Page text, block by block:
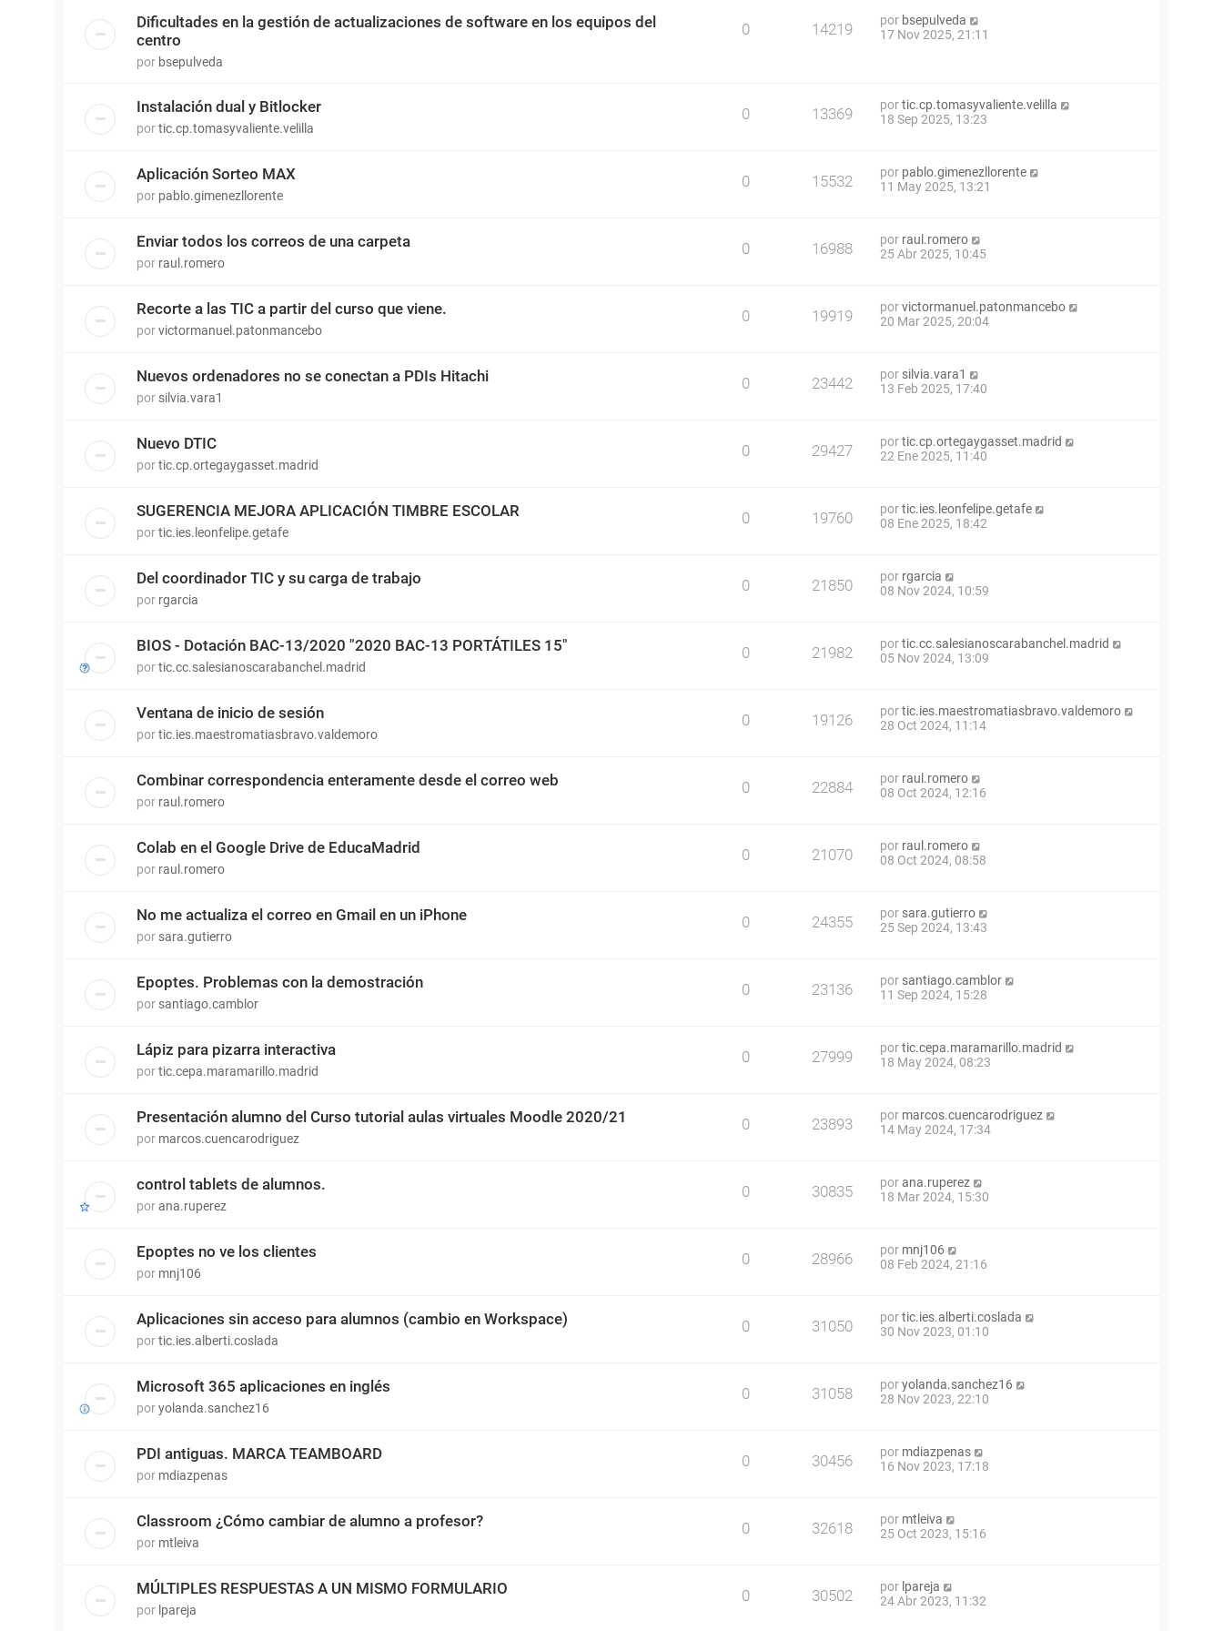
Dificultades en la gestión de actualizaciones de software en los equipos del
centro
por bsepulveda
0 14219 por bsepulveda
17 Nov 2025, 21:11
Instalación dual y Bitlocker
portic.cp.tomasyvaliente.velilla
0 13369 portic.cp.tomasyvaliente.velilla
18 Sep 2025, 13:23
Aplicación Sorteo MAX
por pablo.gimenezllorente
0 15532 por pablo.gimenezllorente
11 May 2025, 13:21
Enviar todos los correos de una carpeta
por raul.romero
0 16988 por raul.romero
25 Abr 2025, 10:45
Recorte a las TIC a partir del curso que viene.
porvictormanuel.patonmancebo
0 19919 porvictormanuel.patonmancebo
20 Mar 2025, 20:04
Nuevos ordenadores no se conectan a PDIs Hitachi
por silvia.vara1
0 23442 por silvia.vara1
13 Feb 2025, 17:40
Nuevo DTIC
portic.cp.ortegaygasset.madrid
0 29427 portic.cp.ortegaygasset.madrid
22 Ene 2025, 11:40
SUGERENCIA MEJORA APLICACIÓN TIMBRE ESCOLAR
portic.ies.leonfelipe.getafe
0 19760 portic.ies.leonfelipe.getafe
08 Ene 2025, 18:42
Del coordinador TIC y su carga de trabajo
por rgarcia
0 21850 por rgarcia
08 Nov 2024, 10:59
BIOS - Dotación BAC-13/2020 "2020 BAC-13 PORTÁTILES 15"
portic.cc.salesianoscarabanchel.madrid
0 21982 portic.cc.salesianoscarabanchel.madrid
05 Nov 2024, 13:09
Ventana de inicio de sesión
portic.ies.maestromatiasbravo.valdemoro
0 19126 portic.ies.maestromatiasbravo.valdemoro
28 Oct 2024, 11:14
Combinar correspondencia enteramente desde el correo web
por raul.romero
0 22884 por raul.romero
08 Oct 2024, 12:16
Colab en el Google Drive de EducaMadrid
por raul.romero
0 21070 por raul.romero
08 Oct 2024, 08:58
No me actualiza el correo en Gmail en un iPhone
por sara.gutierro
0 24355 por sara.gutierro
25 Sep 2024, 13:43
Epoptes. Problemas con la demostración
por santiago.camblor
0 23136 por santiago.camblor
11 Sep 2024, 15:28
Lápiz para pizarra interactiva
portic.cepa.maramarillo.madrid
0 27999 portic.cepa.maramarillo.madrid
18 May 2024, 08:23
Presentación alumno del Curso tutorial aulas virtuales Moodle 2020/21
por marcos.cuencarodriguez
0 23893 por marcos.cuencarodriguez
14 May 2024, 17:34
control tablets de alumnos.
porana.ruperez
0 30835 porana.ruperez
18 Mar 2024, 15:30
Epoptes no ve los clientes
por mnj106
0 28966 por mnj106
08 Feb 2024, 21:16
Aplicaciones sin acceso para alumnos (cambio en Workspace)
portic.ies.alberti.coslada
0 31050 portic.ies.alberti.coslada
30 Nov 2023, 01:10
Microsoft 365 aplicaciones en inglés
poryolanda.sanchez16
0 31058 poryolanda.sanchez16
28 Nov 2023, 22:10
PDI antiguas. MARCA TEAMBOARD
por mdiazpenas
0 30456 por mdiazpenas
16 Nov 2023, 17:18
Classroom ¿Cómo cambiar de alumno a profesor?
por mtleiva
0 32618 por mtleiva
25 Oct 2023, 15:16
MÚLTIPLES RESPUESTAS A UN MISMO FORMULARIO
por lpareja
0 30502 por lpareja
24 Abr 2023, 11:32